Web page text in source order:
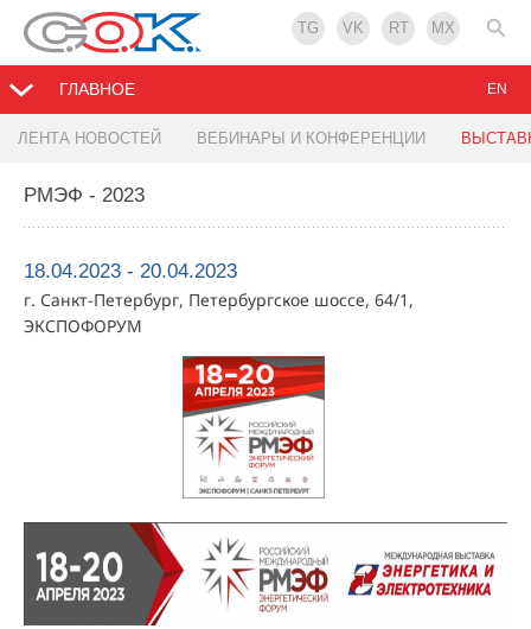
TG VK RT MX
ГЛАВНОЕ
ЛЕНТА НОВОСТЕЙ ВЕБИНАРЫ И КОНФЕРЕНЦИИ
EN
РМЭФ - 2023
18.04.2023 - 20.04.2023
г. Санкт-Петербург, Петербургское шоссе, 64/1,
ЭКСПОФОРУМ